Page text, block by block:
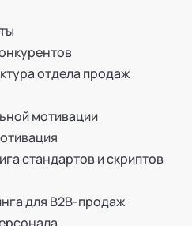
отдела продаж
мотивации
стандартов и скриптов
для B2B-продаж